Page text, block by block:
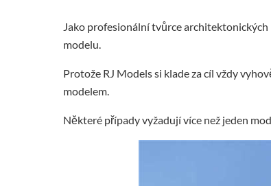
Jako profesionální tvůrce
modelu.
Protože RJ Models si klade za cíl vždy
modelem.
Některé případy vyžadují více než jeden